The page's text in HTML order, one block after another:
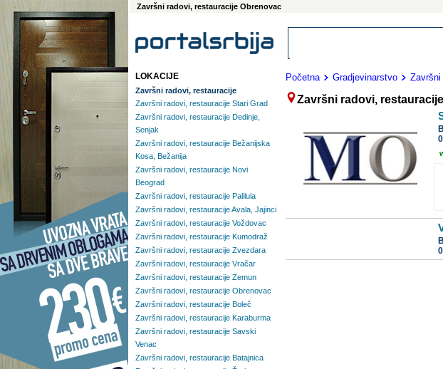
Završni radovi, restauracije Obrenovac
Početna Gradjevinarstvo Završni
Završni radovi,
LOKACIJE
Završni radovi, restauracije
Završni radovi, restauracije Stari Grad
Završni radovi, restauracije Dedinje,
Senjak
Završni radovi, restauracije Bežanijska
Kosa, Bežanija
Završni radovi, restauracije Novi
Beograd
Završni radovi, restauracije Palilula
Završni radovi, restauracije Avala, Jajinci
Završni radovi, restauracije Voždovac
Završni radovi, restauracije Kumodraž
Završni radovi, restauracije Zvezdara
Završni radovi, restauracije Vračar
Završni radovi, restauracije Zemun
Završni radovi, restauracije Obrenovac
Završni radovi, restauracije Boleč
Završni radovi, restauracije Karaburma
Završni radovi, restauracije Savski
Venac
Završni radovi, restauracije Batajnica